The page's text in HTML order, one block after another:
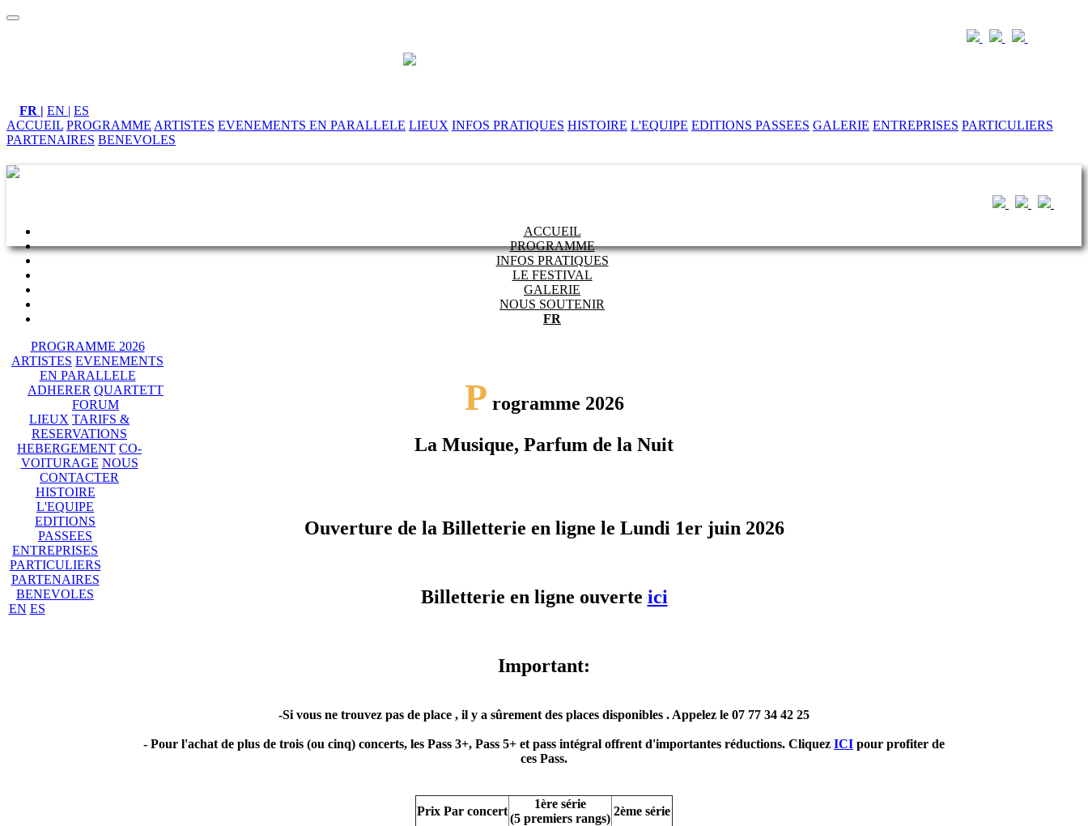
FR | EN | ES
ACCUEIL PROGRAMME ARTISTES EVENEMENTS EN PARALLELE LIEUX INFOS PRATIQUES HISTOIRE L'EQUIPE EDITIONS PASSEES GALERIE ENTREPRISES PARTICULIERS
PARTENAIRES BENEVOLES
ACCUEIL
PROGRAMME
INFOS PRATIQUES
LE FESTIVAL
GALERIE
NOUS SOUTENIR
FR
PROGRAMME 2026
ARTISTES EVENEMENTS
EN PARALLELE
ADHERER QUARTETT
FORUM
LIEUX TARIFS &
RESERVATIONS
HEBERGEMENT CO-
VOITURAGE NOUS
CONTACTER
HISTOIRE
L'EQUIPE
EDITIONS
PASSEES
ENTREPRISES
PARTICULIERS
PARTENAIRES
BENEVOLES
EN ES
P rogramme 2026
La Musique, Parfum de la Nuit
Ouverture de la Billetterie en ligne le Lundi 1er juin 2026
Billetterie en ligne ouverte ici
Important:
-Si vous ne trouvez pas de place , il y a sûrement des places disponibles . Appelez le 07 77 34 42 25
- Pour l'achat de plus de trois (ou cinq) concerts, les Pass 3+, Pass 5+ et pass intégral offrent d'importantes réductions. Cliquez ICI pour profiter de
ces Pass.
Prix Par concert
1ère série
(5 premiers rangs)
2ème série